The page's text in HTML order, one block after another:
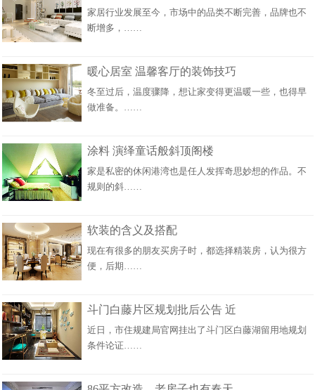
家居行业发展至今，市场中的品类不断完善，品牌也不
断增多，……
暖心居室 温馨客厅的装饰技巧
冬至过后，温度骤降，想让家变得更温暖一些，也得早
做准备。……
涂料 演绎童话般斜顶阁楼
家是私密的休闲港湾也是任人发挥奇思妙想的作品。不
规则的斜……
软装的含义及搭配
现在有很多的朋友买房子时，都选择精装房，认为很方
便，后期……
斗门白藤片区规划批后公告 近
近日，市住规建局官网挂出了斗门区白藤湖留用地规划
条件论证……